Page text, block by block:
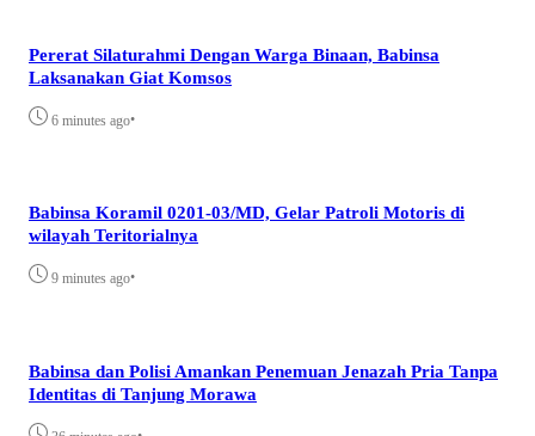
Pererat Silaturahmi Dengan Warga Binaan, Babinsa
Laksanakan Giat Komsos
6 minutes ago•
Babinsa Koramil 0201-03/MD, Gelar Patroli Motoris di
wilayah Teritorialnya
9 minutes ago•
Babinsa dan Polisi Amankan Penemuan Jenazah Pria Tanpa
Identitas di Tanjung Morawa